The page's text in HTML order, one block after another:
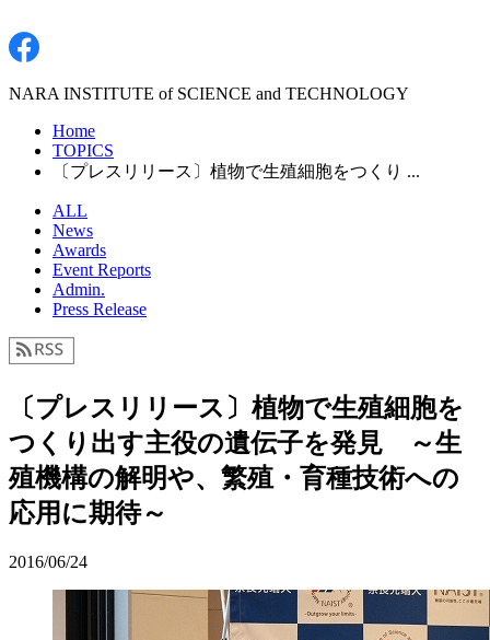
NARA INSTITUTE of SCIENCE and TECHNOLOGY
Home
TOPICS
〔プレスリリース〕植物で生殖細胞をつくり ...
ALL
News
Awards
Event Reports
Admin.
Press Release
〔プレスリリース〕植物で生殖細胞を
つくり出す主役の遺伝子を発見 ～生
殖機構の解明や、繁殖・育種技術への
応用に期待～
2016/06/24